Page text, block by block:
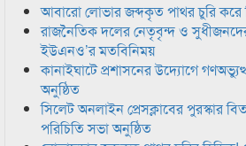
আবারো লোভার জব্দকৃত পাথর চুরি করে
রাজনৈতিক দলের নেতৃবৃন্দ ও
ইউএনও’র মতবিনিময়
কানাইঘাটে প্রশাসনের উদ্যোগে
অনুষ্ঠিত
সিলেট অনলাইন প্রেসক্লাবের পুরস্কার
পরিচিতি সভা অনুষ্ঠিত